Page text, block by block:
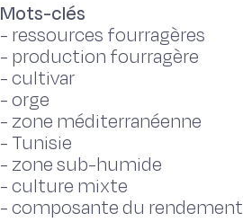
Mots-clés
- ressources fourragères
- production fourragère
-cultivar
-orge
- zone méditerranéenne
- Tunisie
- zone sub-humide
-culture mixte
-composante du rendement